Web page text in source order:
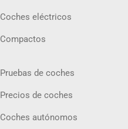
Coches eléctricos
Compactos
Pruebas de coches
Precios de coches
Coches autónomos